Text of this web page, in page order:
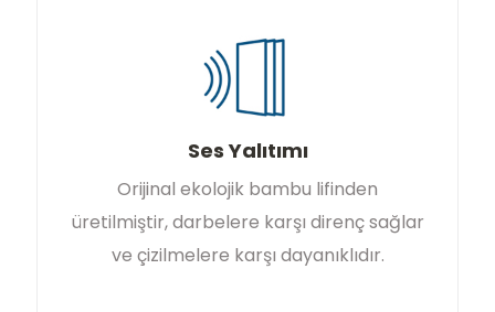
Ses Yalıtımı
Orijinal ekolojik bambu lifinden
üretilmiştir, darbelere karşı direnç sağlar
ve çizilmelere karşı dayanıklıdır.